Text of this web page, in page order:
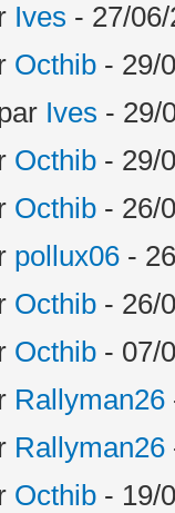
Ives - 27/
Octhib - 29/
Ives - 29/
Octhib - 29/
Octhib - 26/
pollux06 -
Octhib - 26/
Octhib - 07/
Rallyman26
Rallyman26
Octhib - 19/